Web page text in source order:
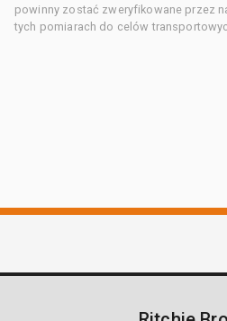
powinny zostać zweryfikowane przez
tych pomiarach do celów